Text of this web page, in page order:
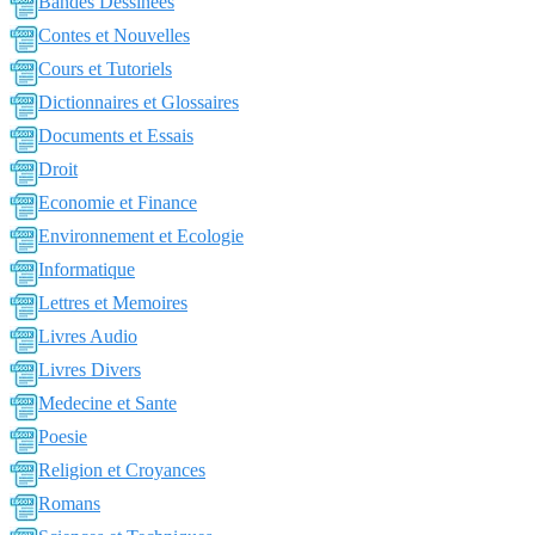
Contes et Nouvelles
Cours et Tutoriels
Dictionnaires et Glossaires
Documents et Essais
Droit
Economie et Finance
Environnement et Ecologie
Informatique
Lettres et Memoires
Livres Audio
Livres Divers
Medecine et Sante
Poesie
Religion et Croyances
Romans